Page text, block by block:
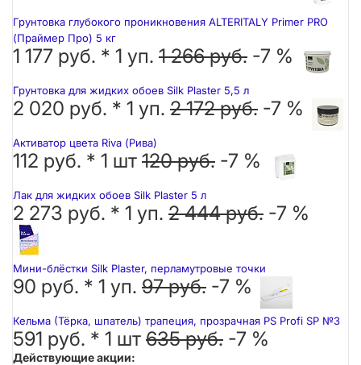
Грунтовка глубокого проникновения ALTERITALY Primer PRO
(Праймер Про) 5 кг
1 177 руб. * 1 уп. 1 266 руб. -7 %
Грунтовка для жидких обоев Silk Plaster 5,5 л
2 020 руб. * 1 уп. 2 172 руб. -7 %
Активатор цвета Riva (Рива)
112 руб. * 1 шт 120 руб. -7 %
Лак для жидких обоев Silk Plaster 5 л
2 273 руб. * 1 уп. 2 444 руб. -7 %
Мини-блёстки Silk Plaster, перламутровые точки
90 руб. * 1 уп. 97 руб. -7 %
Кельма (Тёрка, шпатель) трапеция, прозрачная PS Profi SP №3
591 руб. * 1 шт 635 руб. -7 %
Действующие акции: